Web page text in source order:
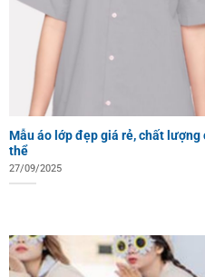
Mẫu áo lớp đẹp giá rẻ, chất
thể
27/09/2025